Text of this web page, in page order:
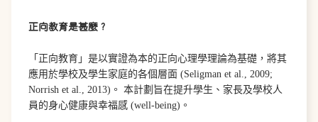
正向教育是甚麼？
「正向教育」是以實證為本的正向心理學理論為基礎，將其
應用於學校及學生家庭的各個層面 (Seligman et al., 2009;
Norrish et al., 2013)。 本計劃旨在提升學生、家長及學校人
員的身心健康與幸福感 (well-being)。